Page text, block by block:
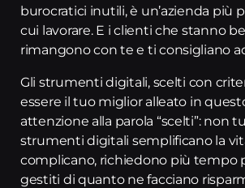
burocratici inutili, è un’azienda più
cui lavorare. E i clienti che stanno
rimangono con te e ti consigliano
Gli strumenti digitali, scelti con
essere il tuo miglior alleato in
attenzione alla parola “scelti”: non
strumenti digitali semplificano la
complicano, richiedono più tempo
gestiti di quanto ne facciano